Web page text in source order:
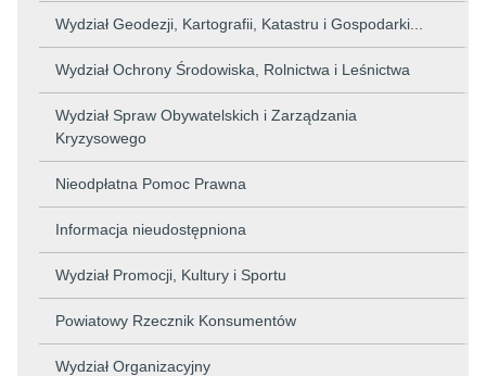
Wydział Geodezji, Kartografii, Katastru i Gospodarki...
Wydział Ochrony Środowiska, Rolnictwa i Leśnictwa
Wydział Spraw Obywatelskich i Zarządzania
Kryzysowego
Nieodpłatna Pomoc Prawna
Informacja nieudostępniona
Wydział Promocji, Kultury i Sportu
Powiatowy Rzecznik Konsumentów
Wydział Organizacyjny